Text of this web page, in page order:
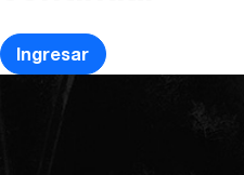
Ingresar